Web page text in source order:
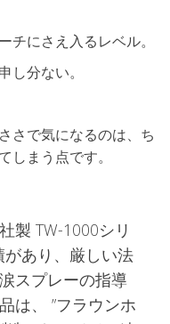
チにさえ入るレベル。
し分ない。
さで気になるのは、ち
しまう点です。
製 TW-1000シリ
あり、厳しい法
スプレーの指導
は、 ”フラウンホ